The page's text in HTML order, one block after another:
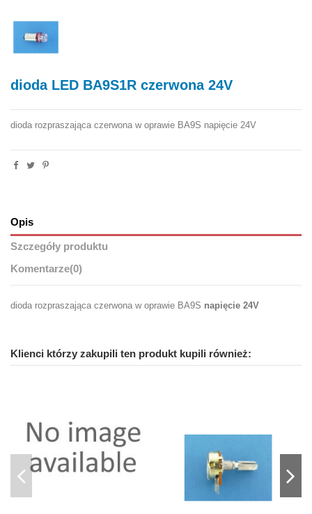
dioda LED BA9S1R czerwona 24V
dioda rozpraszająca czerwona w oprawie BA9S napięcie 24V
Opis
Szczegóły produktu
Komentarze(0)
dioda rozpraszająca czerwona w oprawie BA9S napięcie 24V
Klienci którzy zakupili ten produkt kupili również: